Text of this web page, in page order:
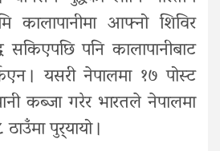
कालापानीमा आफ्नो शिविर
सकिएपछि पनि कालापानीबाट
। यसरी नेपालमा १७ पोस्ट
कब्जा गरेर भारतले नेपालमा
पुर्‍यायो ।